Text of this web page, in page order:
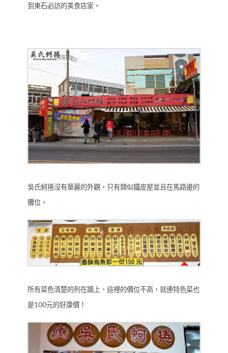
到東石必訪的美食店家。
吳氏蚵捲沒有華麗的外觀，只有類似鐵皮屋並且在馬路邊的
攤位，
所有菜色清楚的列在牆上，這裡的價位不高，就連特色菜也
是100元的好康價！